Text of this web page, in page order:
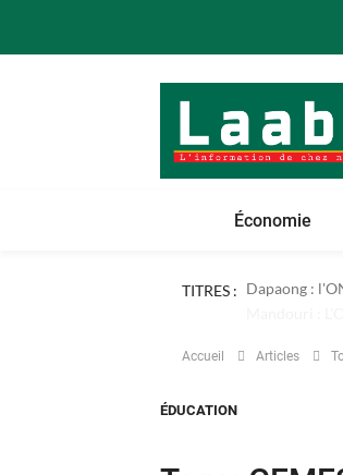
Économie
TITRES : Dapaong :
Accueil Articles
ÉDUCATION